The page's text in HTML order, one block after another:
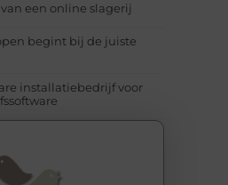
een online slagerij
begint bij de juiste
installatiebedrijf voor